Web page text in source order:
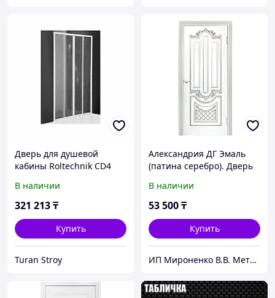
Дверь для душевой
кабины Roltechnik CD4
В наличии
321 213₸
Купить
Turan Stroy
Александрия ДГ Эмаль
(патина серебро). Дверь
В наличии
53 500₸
Купить
ИП Мироненко В.В. Металлические и межкомнатные двери